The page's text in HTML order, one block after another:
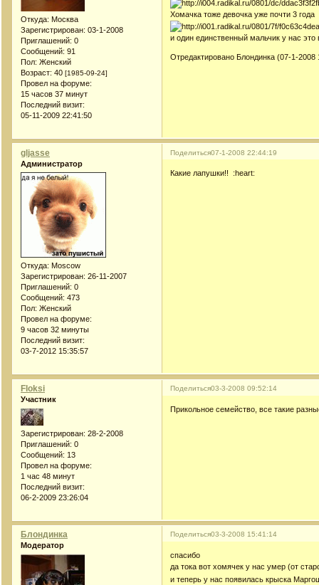
Откуда: Москва
Зарегистрирован: 03-1-2008
Приглашений: 0
Сообщений: 91
Пол: Женский
Возраст: 40 [1985-09-24]
Провел на форуме:
15 часов 37 минут
Последний визит:
05-11-2009 22:41:50
Хомачка тоже девочка уже почти 3 года
и один единственный мальчик у нас
Отредактировано Блондинка (07-1-2008
Поделиться07-1-2008 22:44:19
gljasse
Администратор
Откуда: Moscow
Зарегистрирован: 26-11-2007
Приглашений: 0
Сообщений: 473
Пол: Женский
Провел на форуме:
9 часов 32 минуты
Последний визит:
03-7-2012 15:35:57
Какие лапушки!! :heart:
Поделиться03-3-2008 09:52:14
Floksi
Участник
Зарегистрирован: 28-2-2008
Приглашений: 0
Сообщений: 13
Провел на форуме:
1 час 48 минут
Последний визит:
06-2-2009 23:26:04
Прикольное семейство, все такие
Поделиться03-3-2008 15:41:14
Блондинка
Модератор
спасибо
да тока вот хомячек у нас умер (от
и теперь у нас появилась крыска